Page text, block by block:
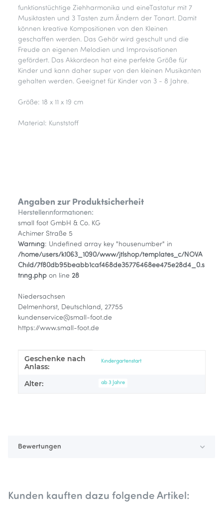
funktionstüchtige Ziehharmonika und eineTastatur mit 7
Musiktasten und 3 Tasten zum Ändern der Tonart. Damit
können kreative Kompositionen von den Kleinen
geschaffen werden. Das Gehör wird geschult und die
Freude an eigenen Melodien und Improvisationen
gefördert. Das Akkordeon hat eine perfekte Größe für
Kinder und kann daher super von den kleinen Musikanten
gehalten werden. Geeignet für Kinder von 3 - 8 Jahre.
Größe: 18 x 11 x 19 cm
Material: Kunststoff
Angaben zur Produktsicherheit
Herstellerinformationen:
small foot GmbH & Co. KG
Achimer Straße 5
Warning: Undefined array key "housenumber" in
/home/users/k1063_1090/www/jtlshop/templates_c/NOVA
Child/7f80db95beabb1caf468de35776468ee475e28d4_0.s
tring.php on line 28
Niedersachsen
Delmenhorst, Deutschland, 27755
kundenservice@small-foot.de
https://www.small-foot.de
Produkteigenschaft
Wert
Geschenke nach
Anlass:
Kindergartenstart
Alter: ab 3 Jahre
Bewertungen
Kunden kauften dazu folgende Artikel: